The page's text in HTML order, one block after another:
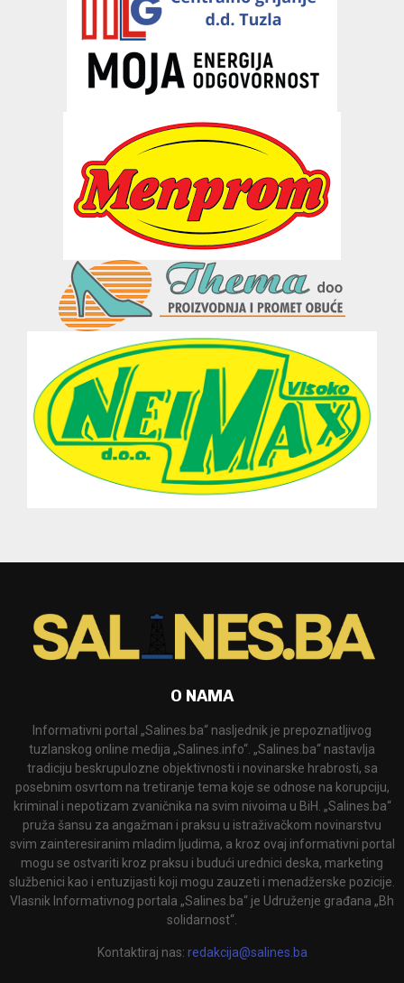
O NAMA
Informativni portal „Salines.ba“ nasljednik je prepoznatljivog
tuzlanskog online medija „Salines.info“. „Salines.ba“ nastavlja
tradiciju beskrupulozne objektivnosti i novinarske hrabrosti, sa
posebnim osvrtom na tretiranje tema koje se odnose na korupciju,
kriminal i nepotizam zvaničnika na svim nivoima u BiH. „Salines.ba“
pruža šansu za angažman i praksu u istraživačkom novinarstvu
svim zainteresiranim mladim ljudima, a kroz ovaj informativni portal
mogu se ostvariti kroz praksu i budući urednici deska, marketing
službenici kao i entuzijasti koji mogu zauzeti i menadžerske pozicije.
Vlasnik Informativnog portala „Salines.ba“ je Udruženje građana „Bh
solidarnost“.
Kontaktiraj nas: redakcija@salines.ba